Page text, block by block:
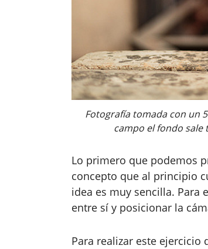
Fotografía tomada con un
campo el fondo sale
Lo primero que podemos
concepto que al principio
idea es muy sencilla. Para
entre sí y posicionar la
Para realizar este